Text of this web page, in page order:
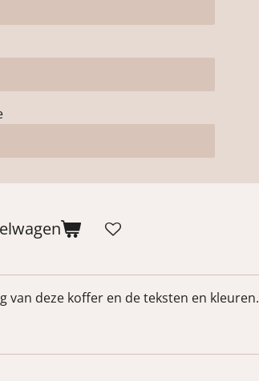
van deze koffer en de teksten en kleuren.